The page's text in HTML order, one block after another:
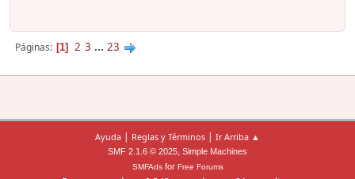
Páginas 1 2 3 ... 23
Ayuda | Reglas y Términos | Ir Arriba ▲
SMF 2.1.6 © 2025, Simple Machines
SMFAdsfor Free Forums